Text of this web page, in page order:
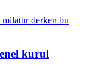
kurul